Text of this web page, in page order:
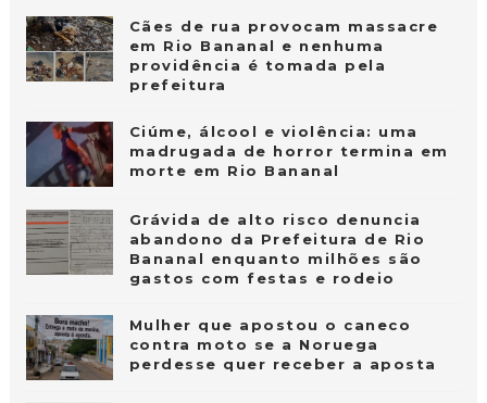
Cães de rua provocam massacre
em Rio Bananal e nenhuma
providência é tomada pela
prefeitura
Ciúme, álcool e violência: uma
madrugada de horror termina em
morte em Rio Bananal
Grávida de alto risco denuncia
abandono da Prefeitura de Rio
Bananal enquanto milhões são
gastos com festas e rodeio
Mulher que apostou o caneco
contra moto se a Noruega
perdesse quer receber a aposta